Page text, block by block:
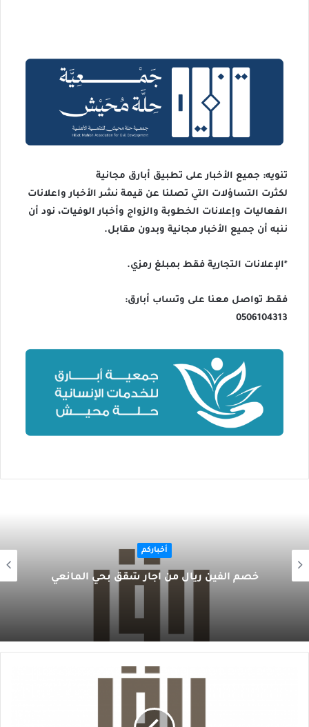
تنويه: جميع الأخبار على تطبيق أبارق مجانية
لكثرت التساؤلات التي تصلنا عن قيمة نشر الأخبار واعلانات
الفعاليات وإعلانات الخطوبة والزواج وأخبار الوفيات، نود أن
ننبه أن جميع الأخبار مجانية وبدون مقابل.
*الإعلانات التجارية فقط بمبلغ رمزي.
فقط تواصل معنا على وتساب أبارق:
0506104313
أخباركم
خصم ألفين ريال من آجار شقق بحي المانعي